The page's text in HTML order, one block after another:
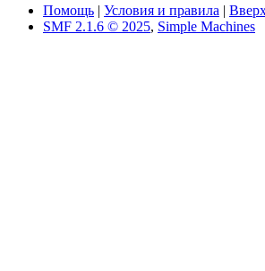
Помощь
Условия и правила
SMF 2.1.6 © 2025, Simple Machines